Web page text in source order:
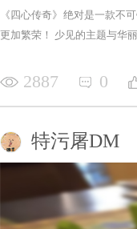
《四心传奇》绝对是一款不
更加繁荣！ 少见的主题与华
2887 0
特污屠DM